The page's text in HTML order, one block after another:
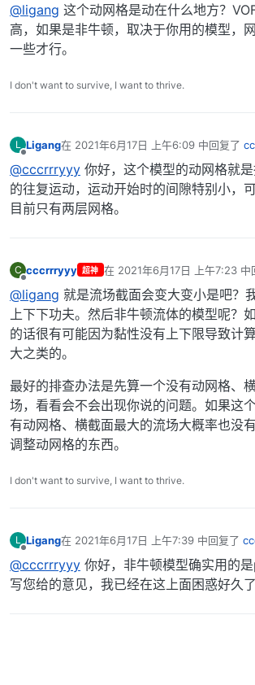
@ligang 这个动网格是动在什么地方？
高，如果是非牛顿，取决于你用的模型，
一些才行。
I don't want to survive, I want to thrive.
L Ligang在 2021年6月17日 上午6:09 中回复了
最后由 编辑
@cccrrryyy 你好，这个模型的动网格就
的往复运动，运动开始时的间隙特别小，
目前只有两层网格。
C cccrrryyy 超神 在 2021年6月17日 上午7:23中
最后由 编辑
@ligang 就是流场截面会变大变小是吧？
上下下功夫。然后非牛顿流体的模型呢？
的话很有可能因为黏性没有上下限导致计
大之类的。
最好的排查办法是先算一个没有动网格、
场，看看会不会出现你说的问题。如果这
有动网格、横截面最大的流场大概率也没
调整动网格的东西。
I don't want to survive, I want to thrive.
L Ligang在 2021年6月17日 上午7:39 中回复了
最后由 编辑
@cccrrryyy 你好，非牛顿模型确实用的
写您给的意见，我已经在这上面困惑好久了